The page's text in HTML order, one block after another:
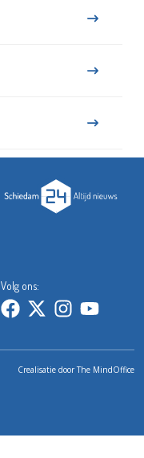
Volg ons:
Crealisatie doorThe MindOffice